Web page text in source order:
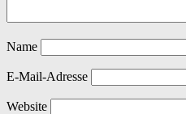
Name
E-Mail-Adresse
Website